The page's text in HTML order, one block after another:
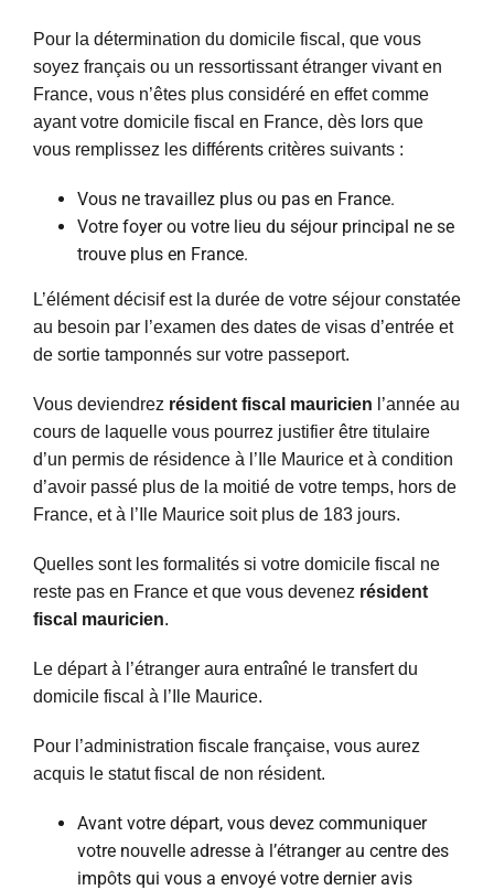
Pour la détermination du domicile fiscal, que vous
soyez français ou un ressortissant étranger vivant en
France, vous n’êtes plus considéré en effet comme
ayant votre domicile fiscal en France, dès lors que
vous remplissez les différents critères suivants :
Vous ne travaillez plus ou pas en France.
Votre foyer ou votre lieu du séjour principal ne se
trouve plus en France.
L’élément décisif est la durée de votre séjour constatée
au besoin par l’examen des dates de visas d’entrée et
de sortie tamponnés sur votre passeport.
Vous deviendrez résident fiscal mauricien l’année au
cours de laquelle vous pourrez justifier être titulaire
d’un permis de résidence à l’Ile Maurice et à condition
d’avoir passé plus de la moitié de votre temps, hors de
France, et à l’Ile Maurice soit plus de 183 jours.
Quelles sont les formalités si votre domicile fiscal ne
reste pas en France et que vous devenez résident
fiscal mauricien.
Le départ à l’étranger aura entraîné le transfert du
domicile fiscal à l’Ile Maurice.
Pour l’administration fiscale française, vous aurez
acquis le statut fiscal de non résident.
Avant votre départ, vous devez communiquer
votre nouvelle adresse à l’étranger au centre des
impôts qui vous a envoyé votre dernier avis